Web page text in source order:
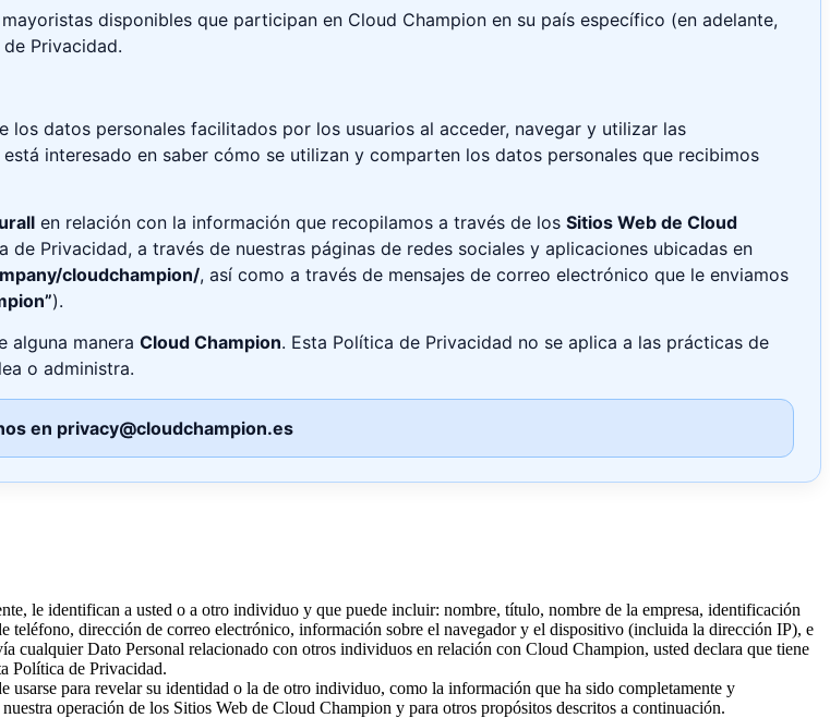
disponibles que participan en Cloud Champion en su país específico (en adelante,
Privacidad.
datos personales facilitados por los usuarios al acceder, navegar y utilizar las
interesado en saber cómo se utilizan y comparten los datos personales que recibimos
en relación con la información que recopilamos a través de los Sitios Web de Cloud
Privacidad, a través de nuestras páginas de redes sociales y aplicaciones ubicadas en
cloudchampion/, así como a través de mensajes de correo electrónico que le enviamos
).
alguna manera Cloud Champion. Esta Política de Privacidad no se aplica a las prácticas de
o administra.
en privacy@cloudchampion.es
le identifican a usted o a otro individuo y que puede incluir: nombre, título, nombre de la empresa, identificación
dirección de correo electrónico, información sobre el navegador y el dispositivo (incluida la dirección IP), e
cualquier Dato Personal relacionado con otros individuos en relación con Cloud Champion, usted declara que tiene
Política de Privacidad.
para revelar su identidad o la de otro individuo, como la información que ha sido completamente y
operación de los Sitios Web de Cloud Champion y para otros propósitos descritos a continuación.